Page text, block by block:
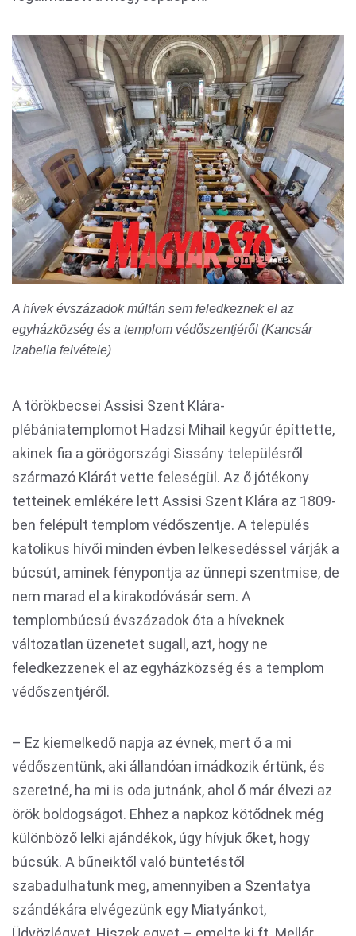
A hívek évszázadok múltán sem feledkeznek el az
egyházközség és a templom védőszentjéről (Kancsár
Izabella felvétele)
A törökbecsei Assisi Szent Klára-
plébániatemplomot Hadzsi Mihail kegyúr építtette,
akinek fia a görögországi Sissány településről
származó Klárát vette feleségül. Az ő jótékony
tetteinek emlékére lett Assisi Szent Klára az 1809-
ben felépült templom védőszentje. A település
katolikus hívői minden évben lelkesedéssel várják a
búcsút, aminek fénypontja az ünnepi szentmise, de
nem marad el a kirakodóvásár sem. A
templombúcsú évszázadok óta a híveknek
változatlan üzenetet sugall, azt, hogy ne
feledkezzenek el az egyházközség és a templom
védőszentjéről.
– Ez kiemelkedő napja az évnek, mert ő a mi
védőszentünk, aki állandóan imádkozik értünk, és
szeretné, ha mi is oda jutnánk, ahol ő már élvezi az
örök boldogságot. Ehhez a napkoz kötődnek még
különböző lelki ajándékok, úgy hívjuk őket, hogy
búcsúk. A bűneiktől való büntetéstől
szabadulhatunk meg, amennyiben a Szentatya
szándékára elvégezünk egy Miatyánkot,